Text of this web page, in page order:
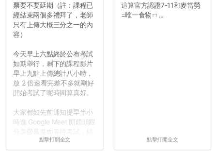
票要不要延期（註：課程已
經結束兩個多禮拜了，老師
只有上傳大概三分之一的內
容）
今天早上六點終於公布考試
如期舉行，剩下的課程影片
早上九點上傳總計八小時，
放 2 倍速看完差不多就剛好
開始考試了呢時間算真好。
大家都如先前通知提早半小
時進 Google Meet 開鏡頭跟
分享螢幕畫面等待考試，結
果就是無止盡的等待，等到
點擊打開全文
這算官方認證7-11和麥當勞
=唯一食物ㄇ...
點擊打開全文